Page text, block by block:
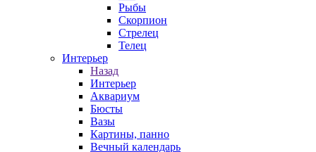
Рыбы
Скорпион
Стрелец
Телец
Интерьер
Назад
Интерьер
Аквариум
Бюсты
Вазы
Картины, панно
Вечный календарь